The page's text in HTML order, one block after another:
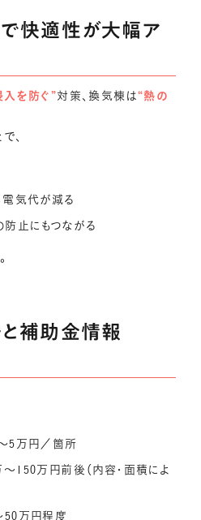
快適性が大幅ア
入を防ぐ”対策、換気棟は“熱の
、
気代が減る
止にもつながる
補助金情報
5万円／箇所
150万円前後（内容・面積によ
50万円程度